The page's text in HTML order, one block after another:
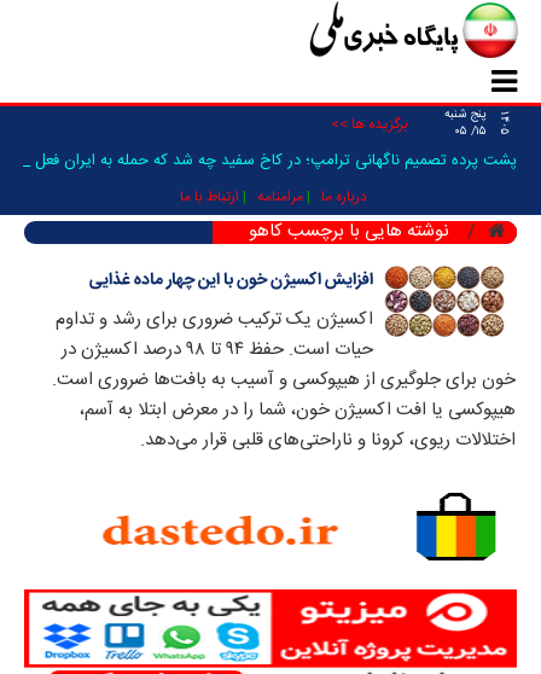
۱۴۰۵
پنج شنبه
۱۵/ ۰۵
برگزیده ها >>
پشت پرده تصمیم ناگهانی ترامپ؛ در کاخ سفید چه شد که حمله به ایران فعلا
درباره ما مرامنامه ارتباط با ما
نوشته هایی با برچسب کاهو
افزایش اکسیژن خون با این چهار ماده غذایی
اکسیژن یک ترکیب ضروری برای رشد و تداوم
حیات است. حفظ ۹۴ تا ۹۸ درصد اکسیژن در
خون برای جلوگیری از هیپوکسی و آسیب به بافت‌ها ضروری است.
هیپوکسی یا افت اکسیژن خون، شما را در معرض ابتلا به آسم،
اختلالات ریوی، کرونا و ناراحتی‌های قلبی قرار می‌دهد.